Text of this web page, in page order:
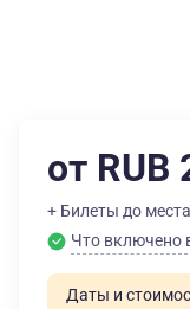
от RUB
+ Билеты до
Что включено
Даты и